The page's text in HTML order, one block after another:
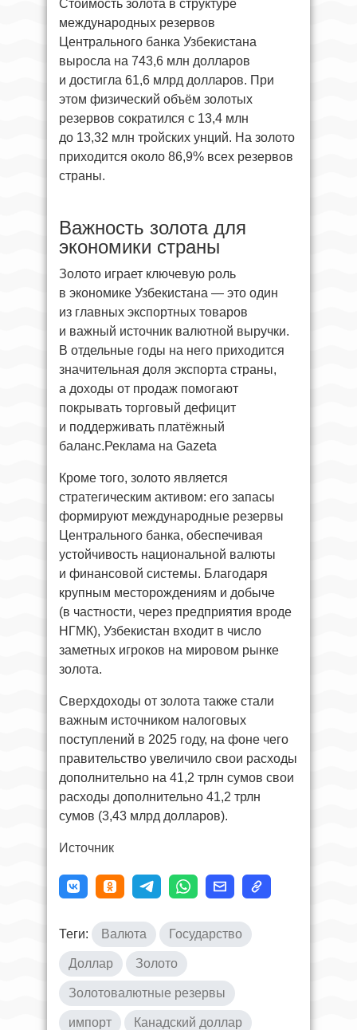
Стоимость золота в структуре
международных резервов
Центрального банка Узбекистана
выросла на 743,6 млн долларов
и достигла 61,6 млрд долларов. При
этом физический объём золотых
резервов сократился с 13,4 млн
до 13,32 млн тройских унций. На золото
приходится около 86,9% всех резервов
страны.
Важность золота для
экономики страны
Золото играет ключевую роль
в экономике Узбекистана — это один
из главных экспортных товаров
и важный источник валютной выручки.
В отдельные годы на него приходится
значительная доля экспорта страны,
а доходы от продаж помогают
покрывать торговый дефицит
и поддерживать платёжный
баланс.Реклама на Gazeta
Кроме того, золото является
стратегическим активом: его запасы
формируют международные резервы
Центрального банка, обеспечивая
устойчивость национальной валюты
и финансовой системы. Благодаря
крупным месторождениям и добыче
(в частности, через предприятия вроде
НГМК), Узбекистан входит в число
заметных игроков на мировом рынке
золота.
Сверхдоходы от золота также стали
важным источником налоговых
поступлений в 2025 году, на фоне чего
правительство увеличило свои расходы
дополнительно на 41,2 трлн сумов свои
расходы дополнительно 41,2 трлн
сумов (3,43 млрд долларов).
Источник
Теги: Валюта Государство
Доллар Золото
Золотовалютные резервы
импорт Канадский доллар